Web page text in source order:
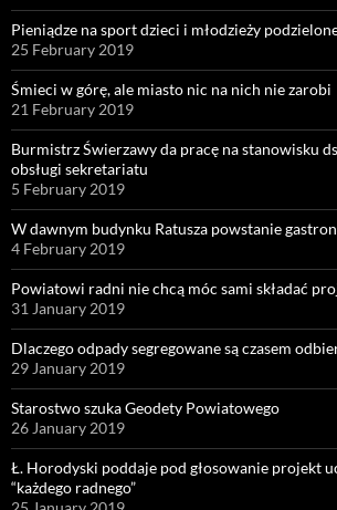
Pieniądze na sport dzieci i młodzieży
25 February 2019
Śmieci w górę, ale miasto nic na nich nie zarobi
21 February 2019
Burmistrz Świerzawy da pracę na stanowisku
obsługi sekretariatu
5 February 2019
W dawnym budynku Ratusza powstanie
4 February 2019
Powiatowi radni nie chcą móc sami składać
31 January 2019
Dlaczego odpady segregowane są czasem
29 January 2019
Starostwo szuka Geodety Powiatowego
26 January 2019
Ł. Horodyski poddaje pod głosowanie projekt
“każdego radnego”